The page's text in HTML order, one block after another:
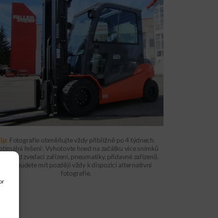
Fotografie obměňujte vždy přibližně po 4 týdnech.
řešení: Vyhotovte hned na začátku více snímků
zvedací zařízení, pneumatiky, přídavné zařízení).
Takto budete mít později vždy k dispozici alternativní
fotografie.